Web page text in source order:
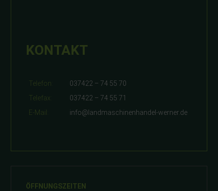
KONTAKT
Telefon:
037422 – 74 55 70
Telefax:
037422 – 74 55 71
E-Mail:
info@landmaschinenhandel-werner.de
ÖFFNUNGSZEITEN